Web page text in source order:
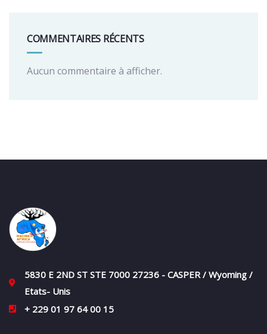
COMMENTAIRES RÉCENTS
Aucun commentaire à afficher.
5830 E 2ND ST STE 7000 27236 - CASPER / Wyoming /
Etats- Unis
+ 229 01 97 64 00 15